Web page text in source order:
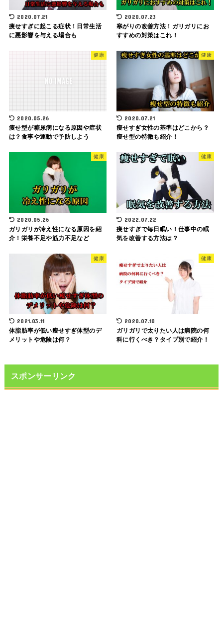
2020.07.21
痩せすぎに起こる症状！日常生活
に悪影響を与える場合も
2020.07.23
寒がりの改善方法！ガリガリにお
すすめの対策はこれ！
健康
2020.05.26
痩せ型が糖尿病になる原因や症状
は？食事や運動で予防しよう
健康
2020.07.21
痩せすぎ女性の基準はどこから？
痩せ型の特徴も紹介！
健康
2020.05.26
ガリガリが冷え性になる原因を紹
介！栄養不足や筋力不足など
健康
2022.07.22
痩せすぎで毎日眠い！仕事中の眠
気を改善する方法は？
健康
2021.03.11
体脂肪率が低い痩せすぎ体型のデ
メリットや危険は何？
健康
2020.07.10
ガリガリで太りたい人は病院の何
科に行くべき？タイプ別で紹介！
スポンサーリンク